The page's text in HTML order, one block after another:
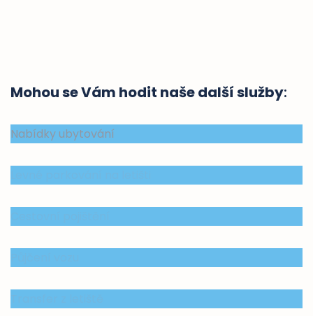
Mohou se Vám hodit naše další služby:
Nabídky ubytování